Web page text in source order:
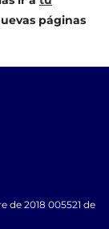
páginas
de 2018 005521 de